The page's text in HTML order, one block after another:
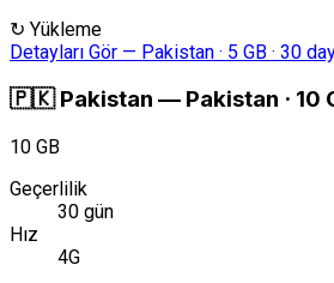
↻ Yükleme
Detayları Gör — Pakistan · 5 GB · 30
🇵🇰 Pakistan — Pakistan · 10
10 GB
Geçerlilik
30 gün
Hız
4G